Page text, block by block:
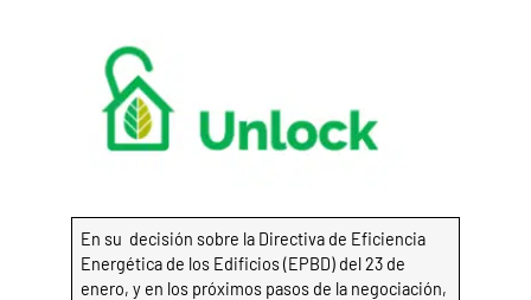
En su decisión sobre la Directiva de Eficiencia
Energética de los Edificios (EPBD) del 23 de
enero, y en los próximos pasos de la negociación,